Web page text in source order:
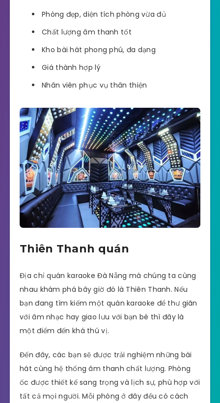
Phòng đẹp, diện tích phòng vừa đủ
Chất lượng âm thanh tốt
Kho bài hát phong phú, đa dạng
Giá thành hợp lý
Nhân viên phục vụ thân thiện
Thiên Thanh quán
Địa chỉ quán karaoke Đà Nẵng mà chúng ta cùng
nhau khám phá bây giờ đó là Thiên Thanh. Nếu
bạn đang tìm kiếm một quán karaoke để thư giãn
với âm nhạc hay giao lưu với bạn bè thì đây là
một điểm đến khá thú vị.
Đến đây, các bạn sẽ được trải nghiệm những bài
hát cùng hệ thống âm thanh chất lượng. Phòng
ốc được thiết kế sang trọng và lịch sự, phù hợp với
tất cả mọi người. Mỗi phòng ở đây đều có cách